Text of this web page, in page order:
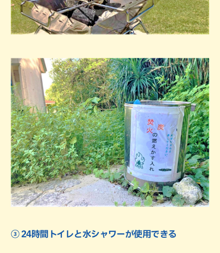
③ 24時間トイレと水シャワーが使用できる